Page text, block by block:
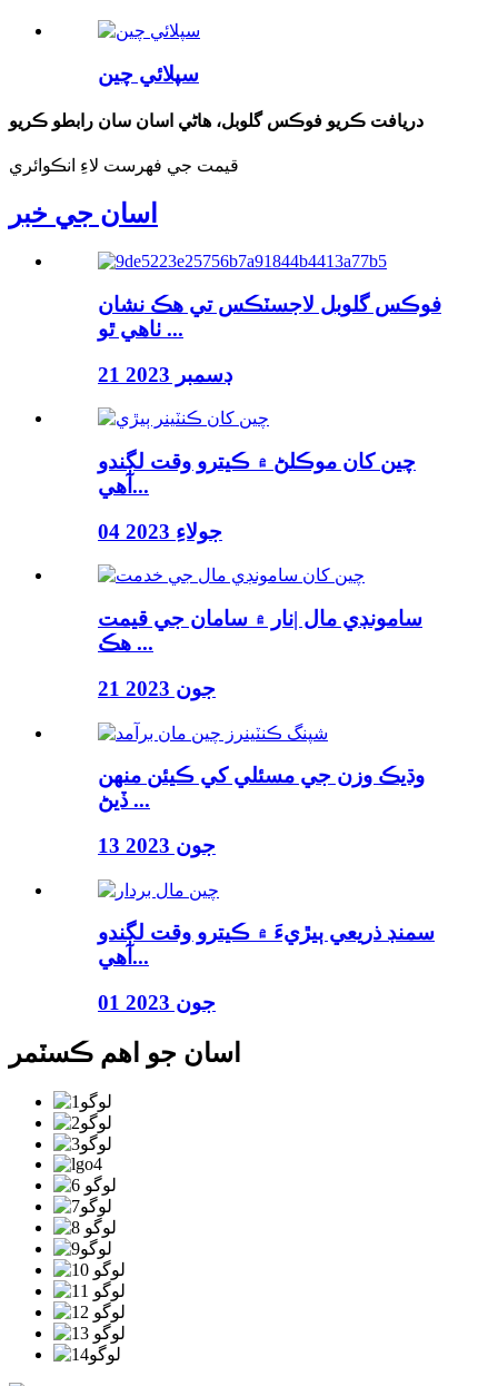
سپلائي چين
دريافت ڪريو فوڪس گلوبل، ھاڻي اسان سان رابطو ڪريو
قيمت جي فهرست لاءِ انڪوائري
اسان جي خبر
فوڪس گلوبل لاجسٽڪس تي هڪ نشان
ٺاهي ٿو ...
21 ڊسمبر 2023
چين کان موڪلڻ ۾ ڪيترو وقت لڳندو
آهي...
04 جولاءِ 2023
سامونڊي مال |نار ۾ سامان جي قيمت
هڪ ...
21 جون 2023
وڌيڪ وزن جي مسئلي کي ڪيئن منهن
ڏيڻ ...
13 جون 2023
سمنڊ ذريعي ٻيڙيءَ ۾ ڪيترو وقت لڳندو
آهي...
01 جون 2023
اسان جو اهم ڪسٽمر